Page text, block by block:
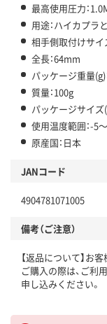
最高使用圧力：
用途：ハイカプラ
相手側取付けサイ
全長：64mm
パッケージ重量(g)
質量：100g
パッケージサイ
使用温度範囲：-5
原産国：日本
JANコード
4904781071005
備考（ご注意）
【返品について】お
ご購入の際は、ご利
申し込みください。